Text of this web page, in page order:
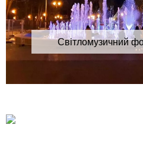
Світломузичний